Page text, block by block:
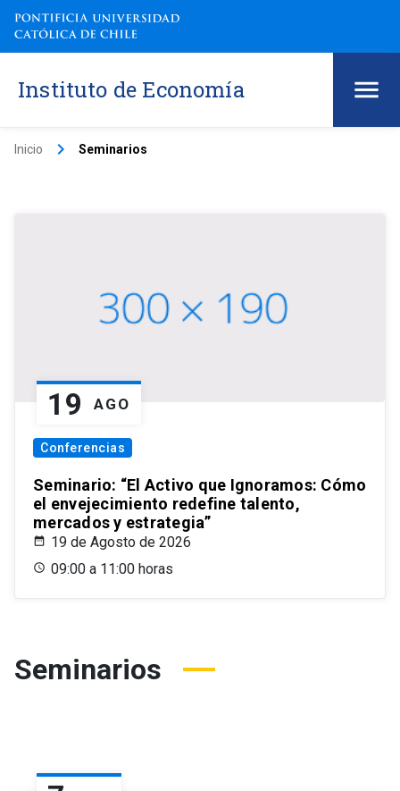
Instituto de Economía
Inicio keyboard_arrow_right Seminarios
19 AGO
Conferencias
Seminario: “El Activo que Ignoramos: Cómo
el envejecimiento redefine talento,
mercados y estrategia”
19 de Agosto de 2026
09:00 a 11:00 horas
Seminarios